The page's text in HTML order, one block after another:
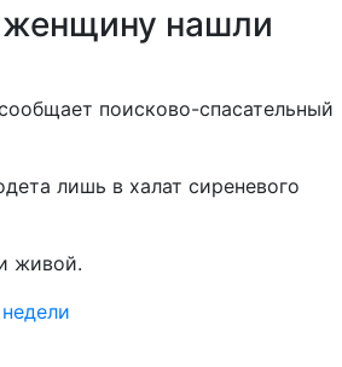
нашли
поисково-спасательный
лишь в халат сиреневого
живой.